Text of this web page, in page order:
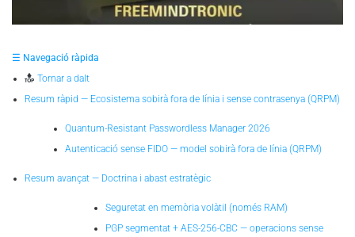
☰ Navegació ràpida
Tornar a dalt
Resum ràpid — Ecosistema sobirà fora de línia i sense contrasenya (QRPM)
Quantum-Resistant Passwordless Manager 2026
Autenticació sense FIDO — model sobirà fora de línia (QRPM)
Resum avançat — Doctrina i abast estratègic
Seguretat en memòria volàtil (només RAM)
PGP segmentat + AES-256-CBC — operacions sense